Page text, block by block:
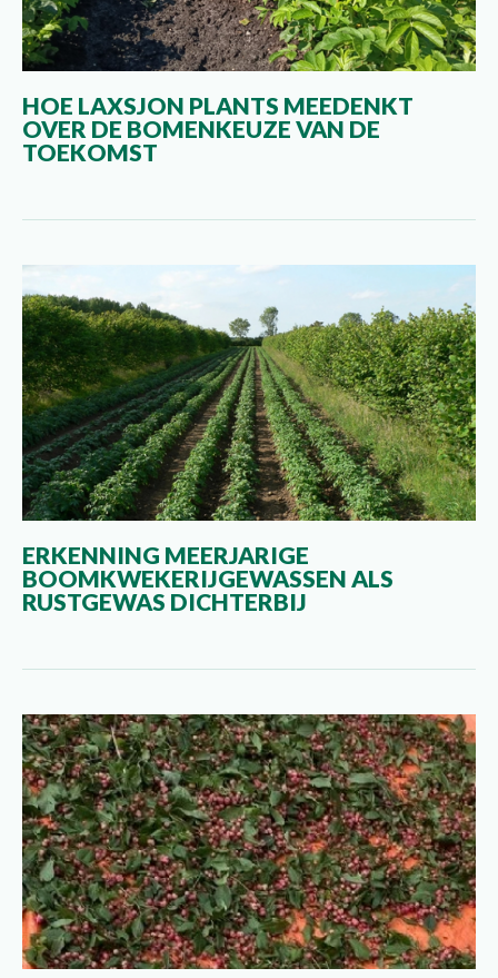
HOE LAXSJON PLANTS MEEDENKT
OVER DE BOMENKEUZE VAN DE
TOEKOMST
ERKENNING MEERJARIGE
BOOMKWEKERIJGEWASSEN ALS
RUSTGEWAS DICHTERBIJ